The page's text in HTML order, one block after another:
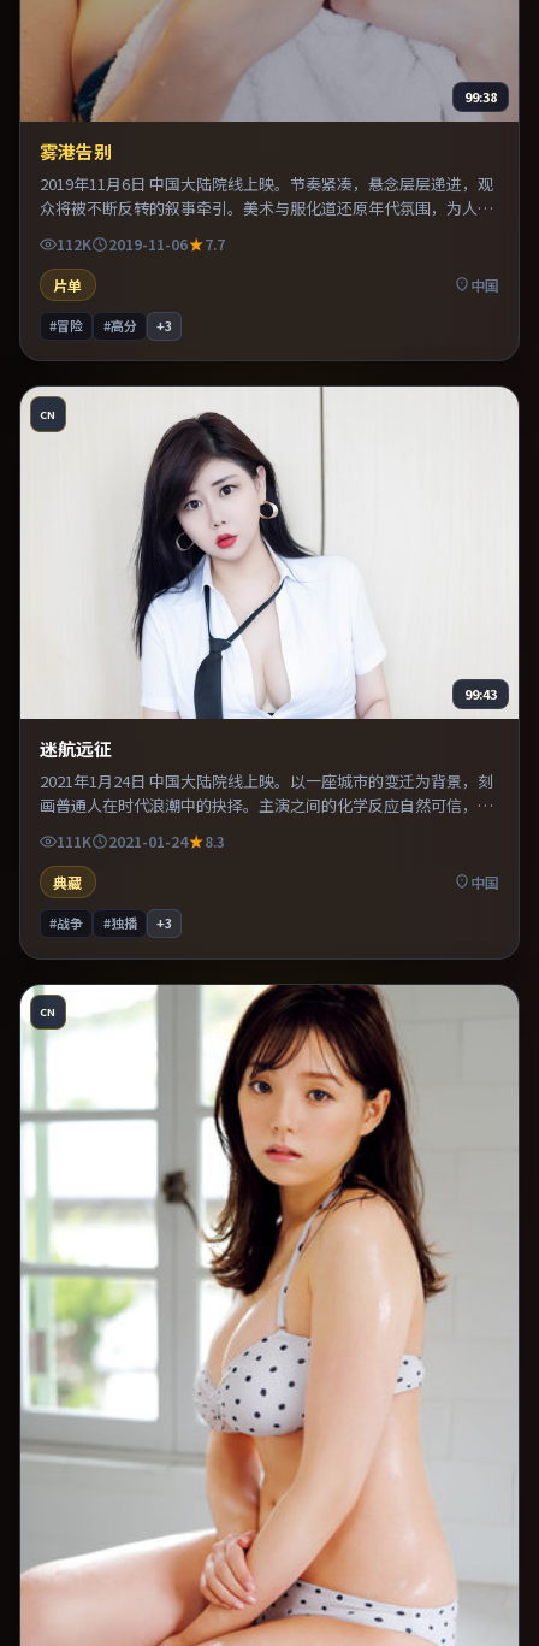
99:38
雾港告别
2019年11月6日 中国大陆院线上映。节奏紧凑，悬念层层递进，观
众将被不断反转的叙事牵引。美术与服化道还原年代氛围，为人物
动机提供可信支撑。推荐给偏爱群像戏与命运母题的影迷。
112K 2019-11-06
7.7
片单
中国
#冒险 #高分 +3
CN
99:43
迷航远征
2021年1月24日 中国大陆院线上映。以一座城市的变迁为背景，刻
画普通人在时代浪潮中的抉择。主演之间的化学反应自然可信，对
手戏张力贯穿全片。推荐给偏爱群像戏与命运母题的影迷。
111K 2021-01-24
8.3
典藏
中国
#战争 #独播 +3
CN